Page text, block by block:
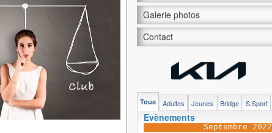
Galerie photos
Contact
Tous Adultes Jeunes Bridge S.Sport
Evènements
Septembre 2022